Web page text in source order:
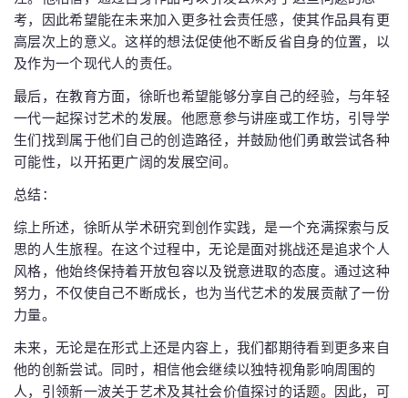
考，因此希望能在未来加入更多社会责任感，使其作品具有更
高层次上的意义。这样的想法促使他不断反省自身的位置，以
及作为一个现代人的责任。
最后，在教育方面，徐昕也希望能够分享自己的经验，与年轻
一代一起探讨艺术的发展。他愿意参与讲座或工作坊，引导学
生们找到属于他们自己的创造路径，并鼓励他们勇敢尝试各种
可能性，以开拓更广阔的发展空间。
总结：
综上所述，徐昕从学术研究到创作实践，是一个充满探索与反
思的人生旅程。在这个过程中，无论是面对挑战还是追求个人
风格，他始终保持着开放包容以及锐意进取的态度。通过这种
努力，不仅使自己不断成长，也为当代艺术的发展贡献了一份
力量。
未来，无论是在形式上还是内容上，我们都期待看到更多来自
他的创新尝试。同时，相信他会继续以独特视角影响周围的
人，引领新一波关于艺术及其社会价值探讨的话题。因此，可